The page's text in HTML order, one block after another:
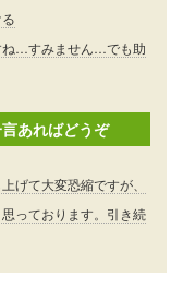
ね…すみません…でも助
あればどうぞ
げて大変恐縮ですが、
っております。引き続